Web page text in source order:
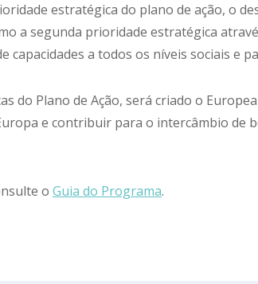
estratégica do plano de ação, o
a segunda prioridade estratégica
capacidades a todos os níveis sociais e
do Plano de Ação, será criado o
e contribuir para o intercâmbio de
o Guia do Programa.